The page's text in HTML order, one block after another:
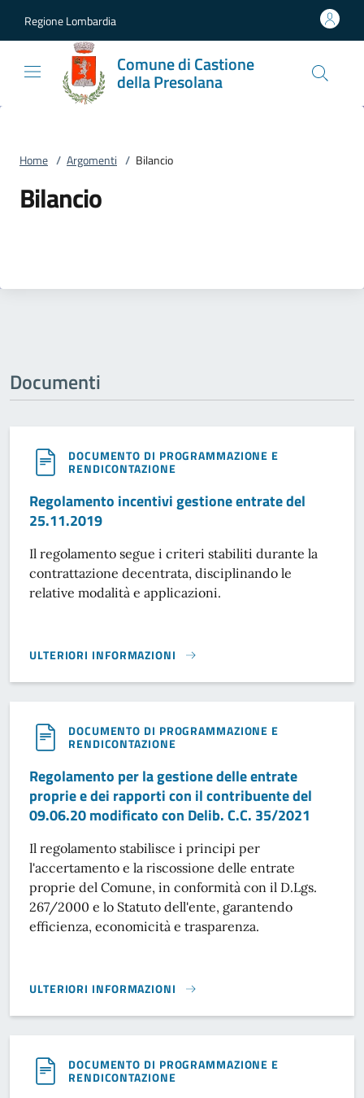
Regione Lombardia
Comune di Castione
della Presolana
Home / Argomenti / Bilancio
Bilancio
Documenti
DOCUMENTO DI PROGRAMMAZIONE E
RENDICONTAZIONE
Regolamento incentivi gestione entrate del
25.11.2019
Il regolamento segue i criteri stabiliti durante la
contrattazione decentrata, disciplinando le
relative modalità e applicazioni.
ULTERIORI INFORMAZIONI
REGOLAMENTO INCENTIVI GESTIONE ENTRATE DEL
DOCUMENTO DI PROGRAMMAZIONE E
RENDICONTAZIONE
Regolamento per la gestione delle entrate
proprie e dei rapporti con il contribuente del
09.06.20 modificato con Delib. C.C. 35/2021
Il regolamento stabilisce i principi per
l'accertamento e la riscossione delle entrate
proprie del Comune, in conformità con il D.Lgs.
267/2000 e lo Statuto dell'ente, garantendo
efficienza, economicità e trasparenza.
ULTERIORI INFORMAZIONI
REGOLAMENTO PER LA GESTIONE DELLE ENTRATE
DOCUMENTO DI PROGRAMMAZIONE E
RENDICONTAZIONE